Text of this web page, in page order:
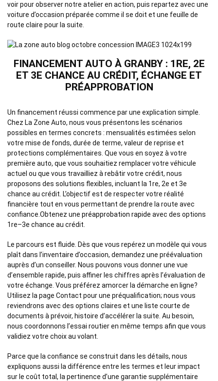
voir pour observer notre atelier en action, puis repartez avec une
voiture d’occasion préparée comme il se doit et une feuille de
route claire pour la suite.
FINANCEMENT AUTO À GRANBY : 1RE, 2E
ET 3E CHANCE AU CRÉDIT, ÉCHANGE ET
PRÉAPPROBATION
Un financement réussi commence par une explication simple.
Chez La Zone Auto, nous vous présentons les scénarios
possibles en termes concrets : mensualités estimées selon
votre mise de fonds, durée de terme, valeur de reprise et
protections complémentaires. Que vous en soyez à votre
première auto, que vous souhaitiez remplacer votre véhicule
actuel ou que vous travailliez à rebâtir votre crédit, nous
proposons des solutions flexibles, incluant la 1re, 2e et 3e
chance au crédit. L’objectif est de respecter votre réalité
financière tout en vous permettant de prendre la route avec
confiance.Obtenez une préapprobation rapide avec des options
1re–3e chance au crédit.
Le parcours est fluide. Dès que vous repérez un modèle qui vous
plaît dans l’inventaire d’occasion, demandez une préévaluation
auprès d’un conseiller. Nous pouvons vous donner une vue
d’ensemble rapide, puis affiner les chiffres après l’évaluation de
votre échange. Vous préférez amorcer la démarche en ligne?
Utilisez la page Contact pour une préqualification; nous vous
reviendrons avec des options claires et une liste courte de
documents à prévoir, histoire d’accélérer la suite. Au besoin,
nous coordonnons l’essai routier en même temps afin que vous
validiez votre choix au volant.
Parce que la confiance se construit dans les détails, nous
expliquons aussi la différence entre les termes et leur impact
sur le coût total, la pertinence d’une garantie supplémentaire